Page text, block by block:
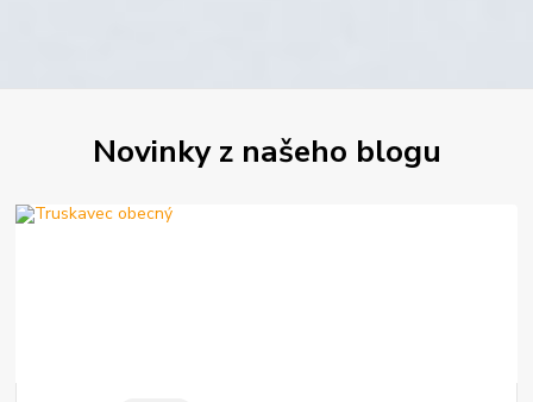
Novinky z našeho blogu